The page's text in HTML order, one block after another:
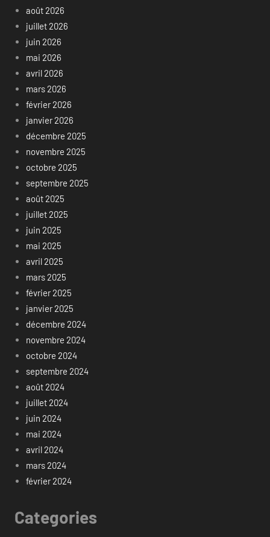
août 2026
juillet 2026
juin 2026
mai 2026
avril 2026
mars 2026
février 2026
janvier 2026
décembre 2025
novembre 2025
octobre 2025
septembre 2025
août 2025
juillet 2025
juin 2025
mai 2025
avril 2025
mars 2025
février 2025
janvier 2025
décembre 2024
novembre 2024
octobre 2024
septembre 2024
août 2024
juillet 2024
juin 2024
mai 2024
avril 2024
mars 2024
février 2024
Categories